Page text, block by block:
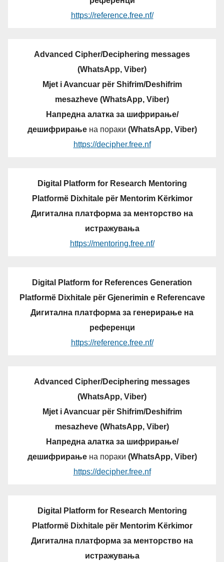
https://reference.free.nf/
Advanced Cipher/Deciphering messages
(WhatsApp, Viber)
Mjet i Avancuar për Shifrim/Deshifrim
mesazheve (WhatsApp, Viber)
Напредна алатка за шифрирање/
дешифрирањена пораки (WhatsApp, Viber)
https://decipher.free.nf
Digital Platform for Research Mentoring
Platformë Dixhitale për Mentorim Kërkimor
Дигитална платформа за менторство на
истражувања
https://mentoring.free.nf/
Digital Platform for References Generation
Platformë Dixhitale për Gjenerimin e Referencave
Дигитална платформа за генерирање на
референци
https://reference.free.nf/
Advanced Cipher/Deciphering messages
(WhatsApp, Viber)
Mjet i Avancuar për Shifrim/Deshifrim
mesazheve (WhatsApp, Viber)
Напредна алатка за шифрирање/
дешифрирањена пораки (WhatsApp, Viber)
https://decipher.free.nf
Digital Platform for Research Mentoring
Platformë Dixhitale për Mentorim Kërkimor
Дигитална платформа за менторство на
истражувања